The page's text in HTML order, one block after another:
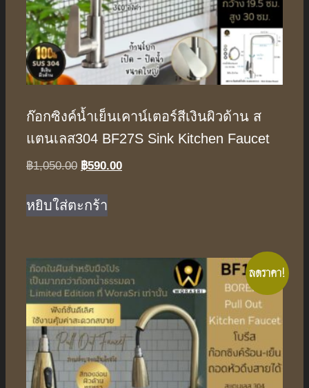
ก๊อกซิงค์น้ำเย็นเคาน์เตอร์สีเงินผิวด้าน ส
แตนเลส304 BF27S Sink Kitchen Faucet
฿1,050.00 Original
was:
฿1,050.00.
฿590.00Current
หยิบใส่ตะกร้า
ลดราคา!